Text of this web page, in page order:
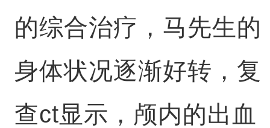
的综合治疗，马先生的
身体状况逐渐好转，复
查ct显示，颅内的出血